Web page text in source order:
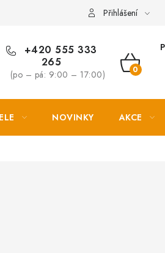
Přihlášení
+420 555 333
265
(po – pá: 9:00 – 17:00)
NOVINKY AKCE